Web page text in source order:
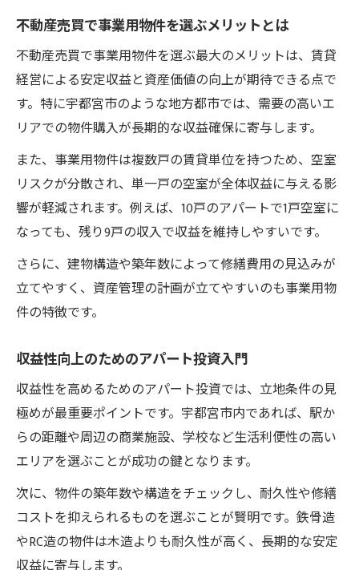
不動産売買で事業用物件を選ぶメリットとは
不動産売買で事業用物件を選ぶ最大のメリットは、賃貸
経営による安定収益と資産価値の向上が期待できる点で
す。特に宇都宮市のような地方都市では、需要の高いエ
リアでの物件購入が長期的な収益確保に寄与します。
また、事業用物件は複数戸の賃貸単位を持つため、空室
リスクが分散され、単一戸の空室が全体収益に与える影
響が軽減されます。例えば、10戸のアパートで1戸空室に
なっても、残り9戸の収入で収益を維持しやすいです。
さらに、建物構造や築年数によって修繕費用の見込みが
立てやすく、資産管理の計画が立てやすいのも事業用物
件の特徴です。
収益性向上のためのアパート投資入門
収益性を高めるためのアパート投資では、立地条件の見
極めが最重要ポイントです。宇都宮市内であれば、駅か
らの距離や周辺の商業施設、学校など生活利便性の高い
エリアを選ぶことが成功の鍵となります。
次に、物件の築年数や構造をチェックし、耐久性や修繕
コストを抑えられるものを選ぶことが賢明です。鉄骨造
やRC造の物件は木造よりも耐久性が高く、長期的な安定